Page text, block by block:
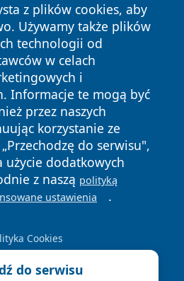
z plików cookies, aby
Używamy także plików
technologii od
w celach
i
Informacje te mogą być
przez naszych
korzystanie ze
do serwisu",
użycie dodatkowych
z naszą polityką
ustawienia .
Cookies
do serwisu
Wszystkie prawa
Polityka
Cookies